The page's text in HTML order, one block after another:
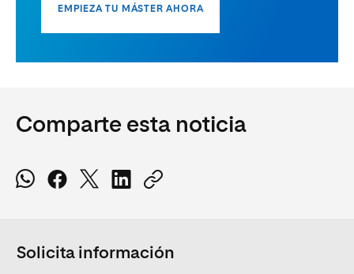
EMPIEZA TU MÁSTER AHORA
Comparte esta noticia
Solicita información